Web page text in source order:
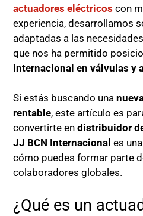
actuadores eléctricos con
experiencia, desarrollamos
adaptadas a las
que nos ha permitido
internacional en válvulas y
Si estás buscando una
rentable, este artículo es
convertirte endistribuidor
JJ BCN Internacional es
cómo puedes formar parte
colaboradores globales.
¿Qué es un